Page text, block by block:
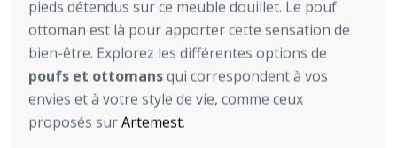
pieds détendus sur ce meuble douillet. Le pouf
ottoman est là pour apporter cette sensation de
bien-être. Explorez les différentes options de
poufs et ottomansqui correspondent à vos
envies et à votre style de vie, comme ceux
proposés surArtemest.